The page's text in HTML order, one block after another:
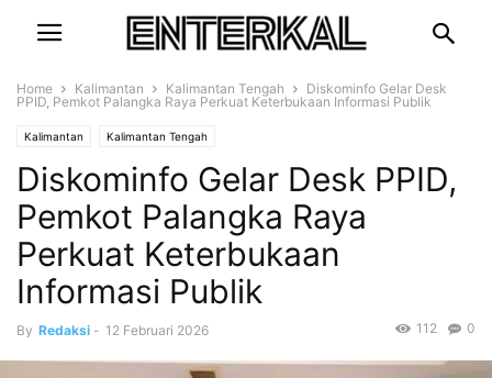
Home Kalimantan Kalimantan Tengah
Diskominfo Gelar Desk
PPID, Pemkot Palangka Raya Perkuat Keterbukaan Informasi Publik
Kalimantan Kalimantan Tengah
Diskominfo Gelar Desk PPID,
Pemkot Palangka Raya
Perkuat Keterbukaan
Informasi Publik
By Redaksi - 12 Februari 2026 0
112